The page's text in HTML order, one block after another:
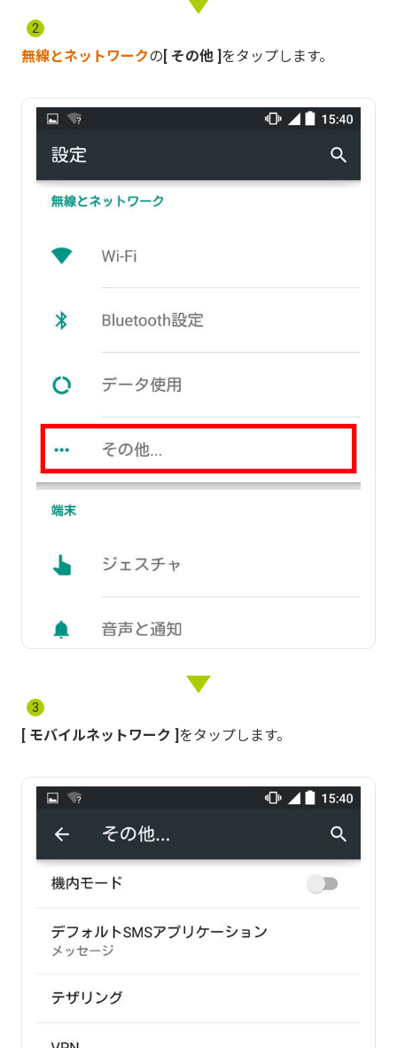
2
無線とネットワークの その他 をタップします。
3
モバイルネットワーク をタップします。